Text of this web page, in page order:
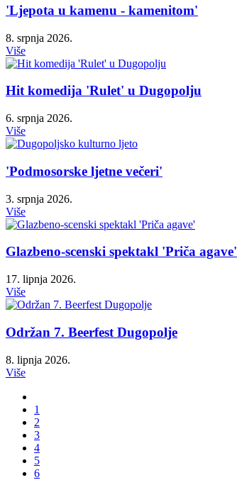
'Ljepota u kamenu - kamenitom'
8. srpnja 2026.
Više
Hit komedija 'Rulet' u Dugopolju
6. srpnja 2026.
Više
'Podmosorske ljetne večeri'
3. srpnja 2026.
Više
Glazbeno-scenski spektakl 'Priča agave'
17. lipnja 2026.
Više
Održan 7. Beerfest Dugopolje
8. lipnja 2026.
Više
1
2
3
4
5
6